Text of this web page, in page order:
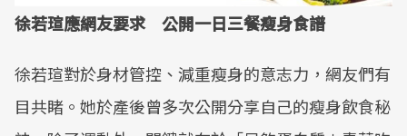
徐若瑄應網友要求 公開一日三餐瘦身食譜
徐若瑄對於身材管控、減重瘦身的意志力，網友們有
目共睹。她於產後曾多次公開分享自己的瘦身飲食秘